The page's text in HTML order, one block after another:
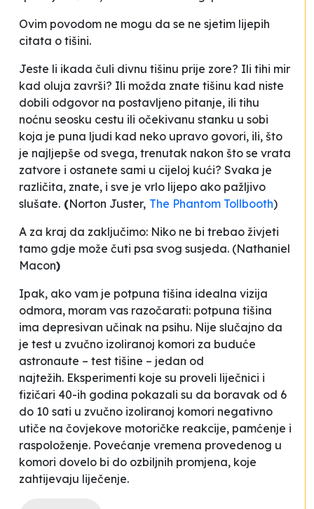
Ovim povodom ne mogu da se ne sjetim lijepih
citata o tišini.
Jeste li ikada čuli divnu tišinu prije zore? Ili tihi mir
kad oluja završi? Ili možda znate tišinu kad niste
dobili odgovor na postavljeno pitanje, ili tihu
noćnu seosku cestu ili očekivanu stanku u sobi
koja je puna ljudi kad neko upravo govori, ili, što
je najljepše od svega, trenutak nakon što se vrata
zatvore i ostanete sami u cijeloj kući? Svaka je
različita, znate, i sve je vrlo lijepo ako pažljivo
slušate. (Norton Juster, The Phantom Tollbooth)
A za kraj da zaključimo: Niko ne bi trebao živjeti
tamo gdje može čuti psa svog susjeda. (Nathaniel
Macon)
Ipak, ako vam je potpuna tišina idealna vizija
odmora, moram vas razočarati: potpuna tišina
ima depresivan učinak na psihu. Nije slučajno da
je test u zvučno izoliranoj komori za buduće
astronaute – test tišine – jedan od
najtežih. Eksperimenti koje su proveli liječnici i
fizičari 40-ih godina pokazali su da boravak od 6
do 10 sati u zvučno izoliranoj komori negativno
utiče na čovjekove motoričke reakcije, pamćenje i
raspoloženje. Povećanje vremena provedenog u
komori dovelo bi do ozbiljnih promjena, koje
zahtijevaju liječenje.